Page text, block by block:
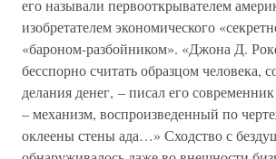
его называли первооткрывателем
изобретателем экономического
«бароном-разбойником». «Джона Д.
бесспорно считать образцом человека,
делания денег, – писал его
– механизм, воспроизведенный по
оклеены стены ада…» Сходство с